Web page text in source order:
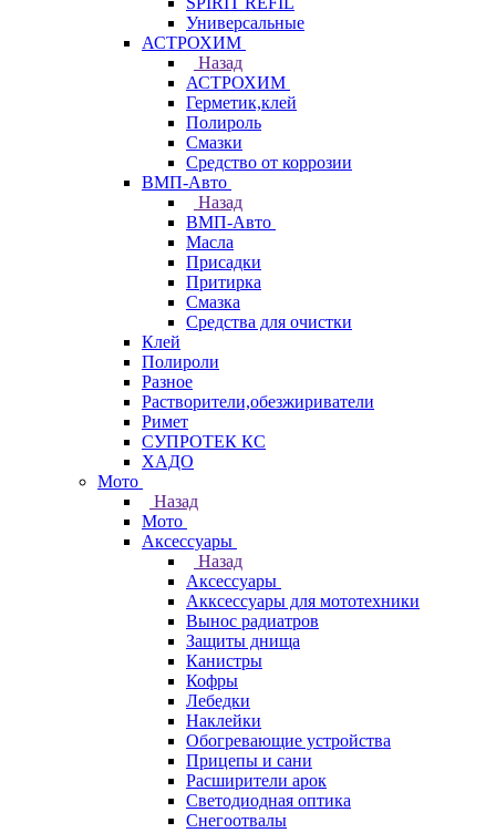
Универсальные
АСТРОХИМ
Назад
АСТРОХИМ
Герметик,клей
Полироль
Смазки
Средство от коррозии
ВМП-Авто
Назад
ВМП-Авто
Масла
Присадки
Притирка
Смазка
Средства для очистки
Клей
Полироли
Разное
Растворители,обезжириватели
Римет
СУПРОТЕК КС
ХАДО
Мото
Назад
Мото
Аксессуары
Назад
Аксессуары
Акксессуары для мототехники
Вынос радиатров
Защиты днища
Канистры
Кофры
Лебедки
Наклейки
Обогревающие устройства
Прицепы и сани
Расширители арок
Светодиодная оптика
Снегоотвалы